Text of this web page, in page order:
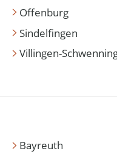
Offenburg
Sindelfingen
Villingen-
Bayreuth